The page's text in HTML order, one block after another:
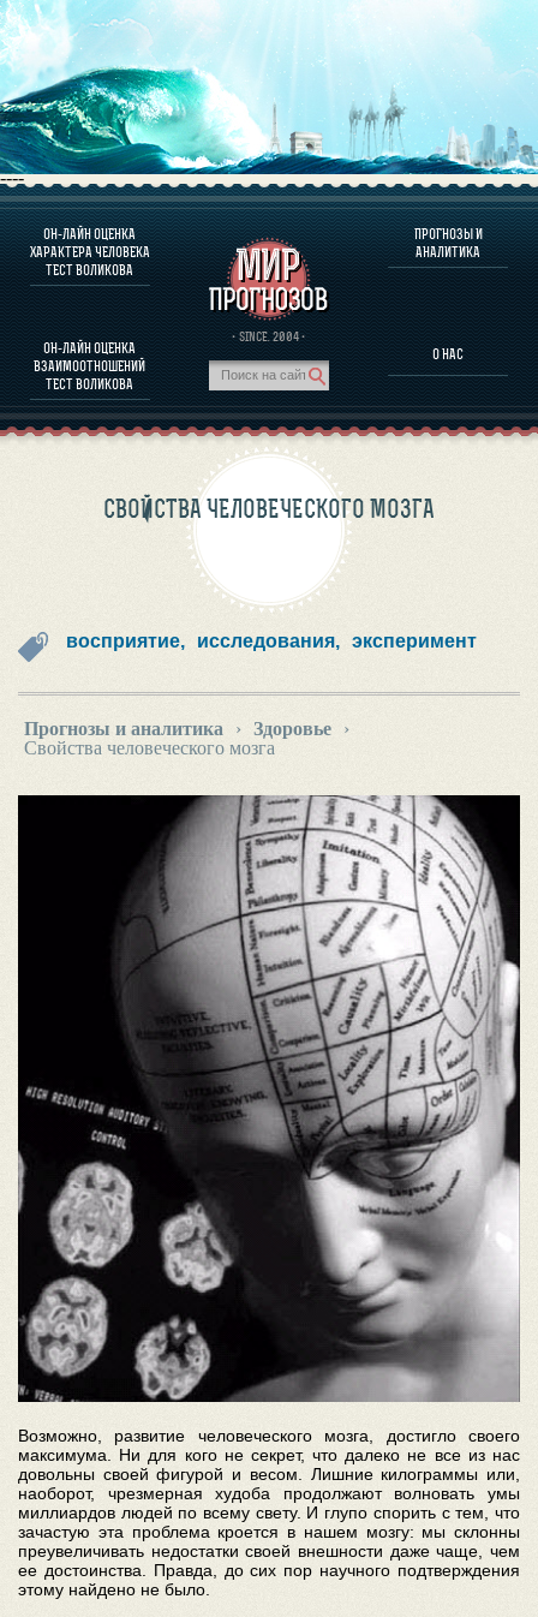
----
ОН-ЛАЙН ОЦЕНКА
ХАРАКТЕРА ЧЕЛОВЕКА
ТЕСТ ВОЛИКОВА
ОН-ЛАЙН ОЦЕНКА
ВЗАИМООТНОШЕНИЙ
ТЕСТ ВОЛИКОВА
· SINCE. 2004 ·
ПРОГНОЗЫ И
АНАЛИТИКА
О НАС
О ПРОГРАММЕ
ОЦЕНКА ХАРАКТЕРA ЧЕЛОВЕКА
ОЦЕНКА ХАРАКТЕРА ВЫДАЮЩИХСЯ ЛИЧНОСТЕЙ
О ПРОГРАММЕ
ПРОГНОЗЫ И АНАЛИТИКА
СВОЙСТВА ЧЕЛОВЕЧЕСКОГО МОЗГА
восприятие, исследования, эксперимент
Прогнозы и аналитика › Здоровье
›
Свойства человеческого мозга
Возможно, развитие человеческого мозга, достигло своего
максимума. Ни для кого не секрет, что далеко не все из нас
довольны своей фигурой и весом. Лишние килограммы или,
наоборот, чрезмерная худоба продолжают волновать умы
миллиардов людей по всему свету. И глупо спорить с тем, что
зачастую эта проблема кроется в нашем мозгу: мы склонны
преувеличивать недостатки своей внешности даже чаще, чем
ее достоинства. Правда, до сих пор научного подтверждения
этому найдено не было.